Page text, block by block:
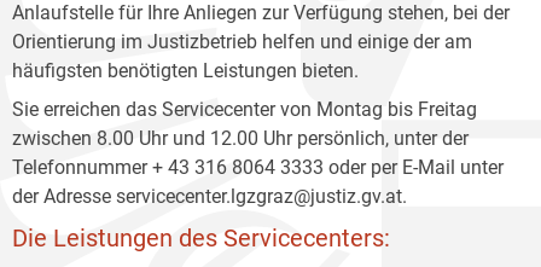
Anlaufstelle für Ihre Anliegen zur Verfügung stehen, bei der
Orientierung im Justizbetrieb helfen und einige der am
häufigsten benötigten Leistungen bieten.
Sie erreichen das Servicecenter von Montag bis Freitag
zwischen 8.00 Uhr und 12.00 Uhr persönlich, unter der
Telefonnummer + 43 316 8064 3333 oder per E-Mail unter
der Adresse servicecenter.lgzgraz@justiz.gv.at.
Die Leistungen des Servicecenters: